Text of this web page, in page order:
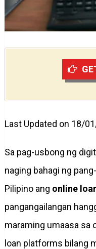
Last Updated on 18/
Sa pag-usbong ng
naging bahagi ng
Pilipino ang online
pangangailangan
maraming umaasa sa
loan platforms bilang